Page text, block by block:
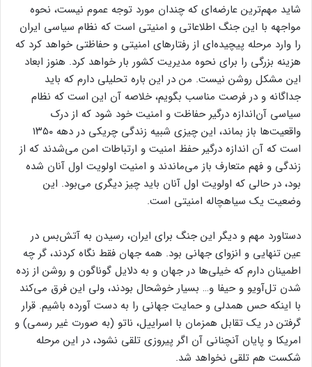
شاید مهم‌ترین عارضه‌ای که چندان مورد توجه عموم نیست، نحوه
مواجهه با این جنگ اطلاعاتی و امنیتی است که نظام سیاسی ایران
را وارد مرحله پیچیده‌ای از رفتارهای امنیتی و حفاظتی خواهد کرد که
هزینه بزرگی را برای نحوه مدیریت کشور بار خواهد کرد. هنوز ابعاد
این مشکل روشن نیست. من در این باره تحلیلی دارم که باید
جداگانه و در فرصت مناسب بگویم، خلاصه آن این است که نظام
سیاسی آن‌اندازه درگیر حفاظت و امنیت خود شود که از درک
واقعیت‌ها باز بماند، این چیزی شبیه زندگی چریکی در دهه ۱۳۵۰
است که آن اندازه درگیر حفظ امنیت و ارتباطات امن می‌شدند که از
زندگی و فهم متعارف باز می‌ماندند و امنیت اولویت اول آنان شده
بود، در حالی که اولویت اول آنان باید چیز دیگری می‌بود. این
وضعیت یک سیاهچاله امنیتی است.
دستاورد مهم و دیگر این جنگ برای ایران، رسیدن به آتش‌بس در
عین تنهایی و انزوای جهانی بود. همه جهان فقط نگاه کردند، گر چه
اطمینان دارم که خیلی‌ها در جهان و به دلایل گوناگون و روشن از زده
شدن تل‌آویو و حیفا و… بسیار خوشحال بودند، ولی این فرق می‌کند
با اینکه حس همدلی و حمایت جهانی را به دست آورده باشیم. قرار
گرفتن در یک تقابل همزمان با اسراییل، ناتو (به صورت غیر رسمی) و
امریکا و پایان آنچنانی آن اگر پیروزی تلقی نشود، در این مرحله
شکست هم تلقی نخواهد شد.